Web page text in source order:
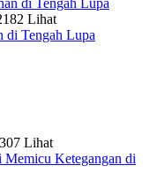
Lihat
di Tengah Lupa
Lihat
Memicu Ketegangan di